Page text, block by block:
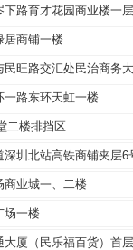
路育才花园商业楼一层
居商铺一楼
旺路交汇处民治商务
一路东环天虹一楼
食堂二楼排挡区
道深圳北站高铁
场商业城一、二楼
物广场一楼
佳通大厦（民乐福